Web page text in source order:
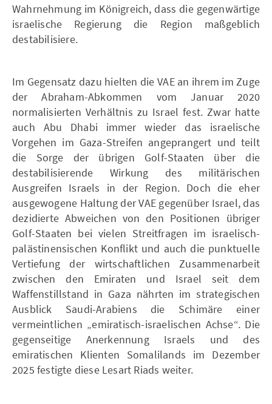
Wahrnehmung im Königreich, dass die gegenwärtige
israelische Regierung die Region maßgeblich
destabilisiere.
Im Gegensatz dazu hielten die VAE an ihrem im Zuge
der Abraham-Abkommen vom Januar 2020
normalisierten Verhältnis zu Israel fest. Zwar hatte
auch Abu Dhabi immer wieder das israelische
Vorgehen im Gaza-Streifen angeprangert und teilt
die Sorge der übrigen Golf-Staaten über die
destabilisierende Wirkung des militärischen
Ausgreifen Israels in der Region. Doch die eher
ausgewogene Haltung der VAE gegenüber Israel, das
dezidierte Abweichen von den Positionen übriger
Golf-Staaten bei vielen Streitfragen im israelisch-
palästinensischen Konflikt und auch die punktuelle
Vertiefung der wirtschaftlichen Zusammenarbeit
zwischen den Emiraten und Israel seit dem
Waffenstillstand in Gaza nährten im strategischen
Ausblick Saudi-Arabiens die Schimäre einer
vermeintlichen „emiratisch-israelischen Achse“. Die
gegenseitige Anerkennung Israels und des
emiratischen Klienten Somalilands im Dezember
2025 festigte diese Lesart Riads weiter.